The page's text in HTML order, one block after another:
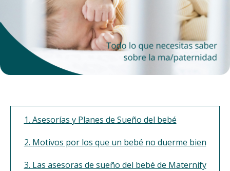
1. Asesorías y Planes de Sueño del bebé
2. Motivos por los que un bebé no duerme bien
3. Las asesoras de sueño del bebé de Maternify